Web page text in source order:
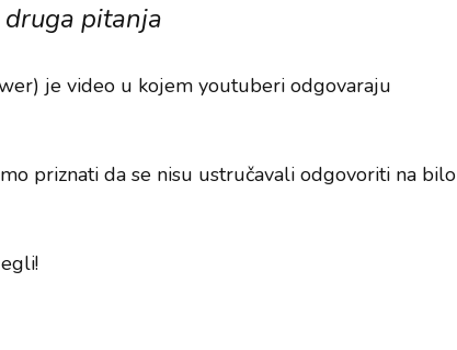
pitanja
je video u kojem youtuberi odgovaraju
priznati da se nisu ustručavali odgovoriti na bilo